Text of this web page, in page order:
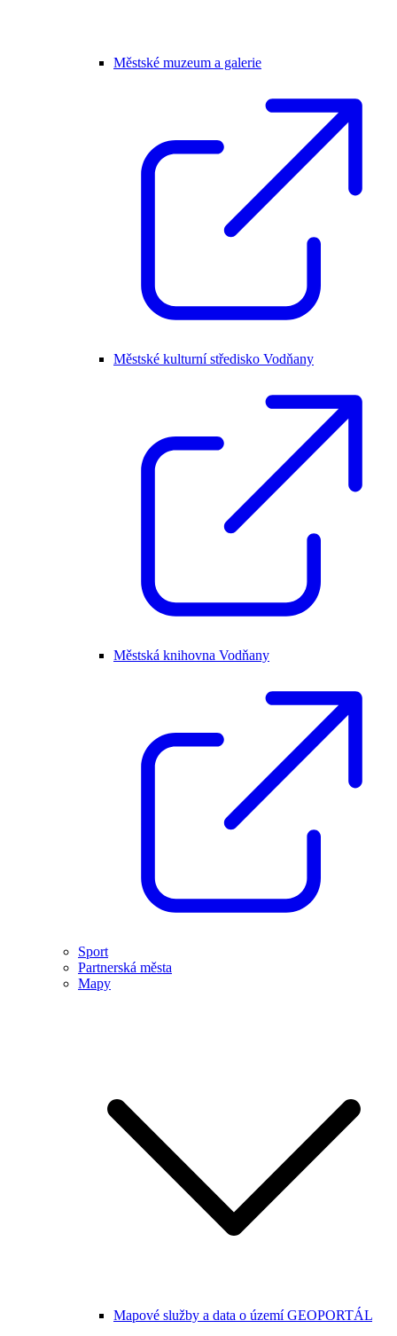
Městské muzeum a galerie
Městské kulturní středisko Vodňany
Městská knihovna Vodňany
Sport
Partnerská města
Mapy
Mapové služby a data o území GEOPORTÁL